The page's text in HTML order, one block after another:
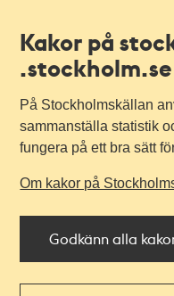
Kakor på
.stockholm.se
På Stockholmskällan
sammanställa statistik
fungera på ett bra sätt
Om kakor på
Godkänn alla